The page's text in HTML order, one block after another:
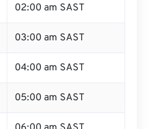
02:00 am SAST
03:00 am SAST
04:00 am SAST
05:00 am SAST